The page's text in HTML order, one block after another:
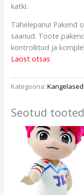
katki.
Tähelepanu! Pakend
saanud. Toote
kontrollitud ja
Laost otsas
Kategooria:Kangelased
Seotud tooted